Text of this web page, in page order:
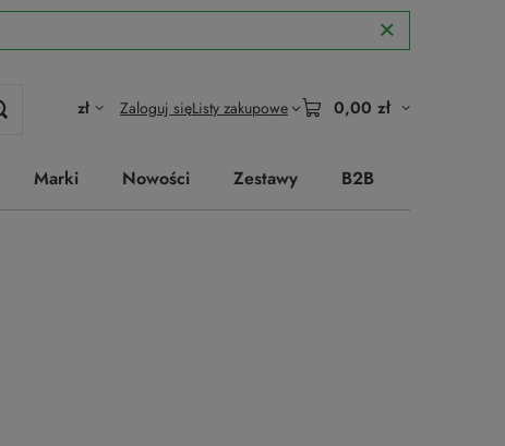
zł Zaloguj sięListy zakupowe 0,00 zł
Marki Nowości Zestawy B2B